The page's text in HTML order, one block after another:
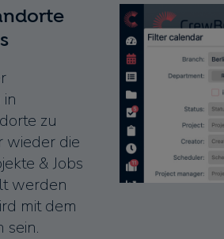
zu
wieder die
& Jobs
werden
mit dem
sein.